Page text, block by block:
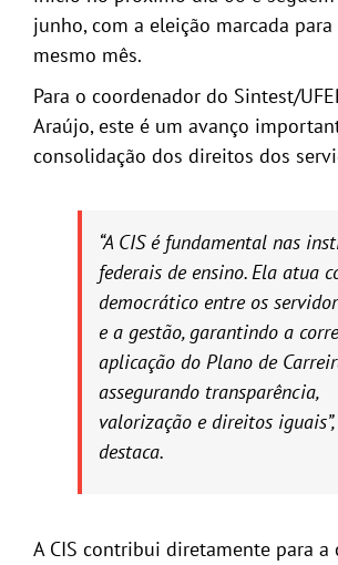
junho, com a eleição marcada
mesmo mês.
Para o coordenador do Sintest/
Araújo, este é um avanço
consolidação dos direitos dos
“A CIS é fundamental nas
federais de ensino. Ela atua
democrático entre os
e a gestão, garantindo a
aplicação do Plano de
assegurando transparência,
valorização e direitos iguais”,
destaca.
A CIS contribui diretamente para a